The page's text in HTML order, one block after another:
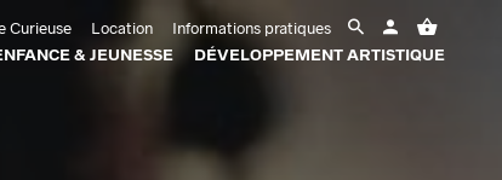
Curieuse Location
Informations pratiques
& JEUNESSE DÉVELOPPEMENT ARTISTIQUE